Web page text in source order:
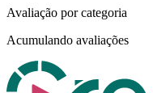
Avaliação por categoria
Acumulando avaliações